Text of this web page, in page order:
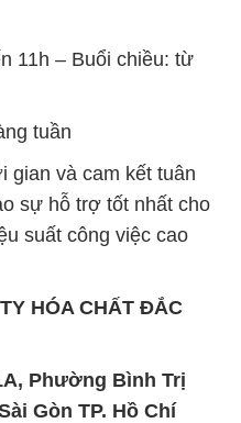
11h – Buổi chiều: từ
tuần
gian và cam kết tuân
sự hỗ trợ tốt nhất cho
suất công việc cao
HÓA CHẤT ĐẮC
Phường Bình Trị
Gòn TP. Hồ Chí